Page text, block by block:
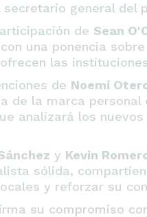
general del
de Sean
una ponencia
las
de Noemí
de la marca
analizará los
y Kevin
sólida,
y reforzar su
su compromiso